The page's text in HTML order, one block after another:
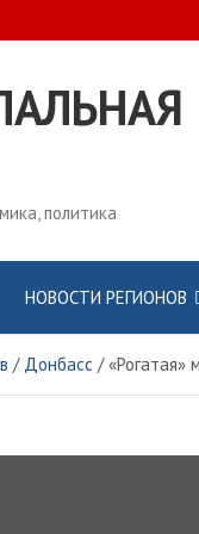
политика
НОВОСТИ РЕГИОНОВ
Донбасс «Рогатая»